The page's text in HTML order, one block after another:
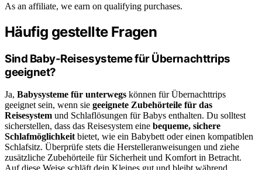
As an affiliate, we earn on qualifying purchases.
Häufig gestellte Fragen
Sind Baby-Reisesysteme für Übernachttrips
geeignet?
Ja, Babysysteme für unterwegs können für Übernachttrips
geeignet sein, wenn sie geeignete Zubehörteile für das
Reisesystem und Schlaflösungen für Babys enthalten. Du solltest
sicherstellen, dass das Reisesystem eine bequeme, sichere
Schlafmöglichkeit bietet, wie ein Babybett oder einen kompatiblen
Schlafsitz. Überprüfe stets die Herstelleranweisungen und ziehe
zusätzliche Zubehörteile für Sicherheit und Komfort in Betracht.